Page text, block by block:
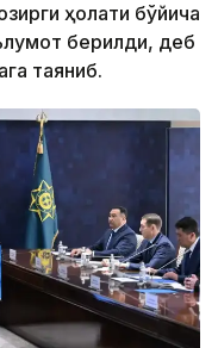
ҳолати бўйича
берилди, деб
таяниб.